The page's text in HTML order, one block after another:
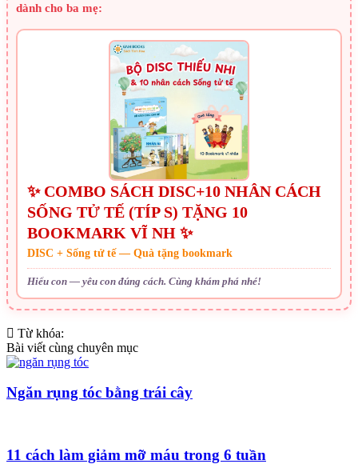
dành cho ba mẹ:
✨ COMBO SÁCH DISC+10 NHÂN CÁCH
SỐNG TỬ TẾ (TÍP S) TẶNG 10
BOOKMARK VĨ NH ✨
DISC + Sống tử tế — Quà tặng bookmark
Hiểu con — yêu con đúng cách. Cùng khám phá nhé!
Từ khóa:
Bài viết cùng chuyên mục
Ngăn rụng tóc bằng trái cây
11 cách làm giảm mỡ máu trong 6 tuần